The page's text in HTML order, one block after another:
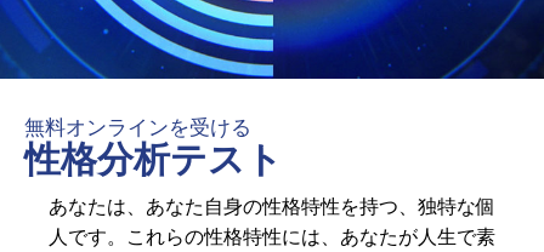
無料オンラインを受ける
性格分析テスト
あなたは、あなた自身の性格特性を持つ、独特な個
人です。これらの性格特性には、あなたが人生で素